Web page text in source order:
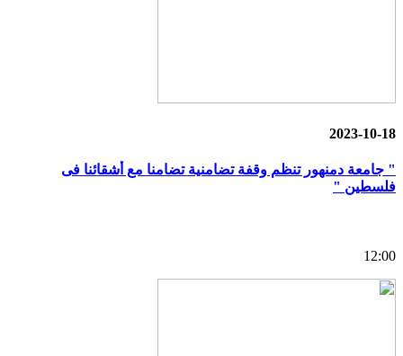
2023-10-18
" جامعة دمنهور تنظم وقفة تضامنية تضامنا مع أشقائنا فى
فلسطين "
12:00